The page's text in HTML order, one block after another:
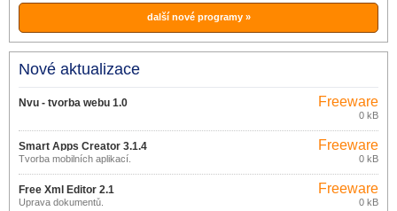
další nové programy »
Nové aktualizace
Nvu - tvorba webu 1.0 Freeware
0 kB
Smart Apps Creator 3.1.4
Tvorba mobilních aplikací.
Freeware
0 kB
Free Xml Editor 2.1
Úprava dokumentů.
Freeware
0 kB